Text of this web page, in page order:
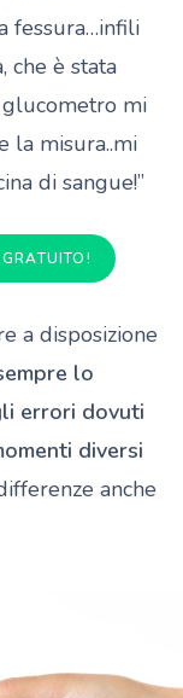
fessura…infili
che è stata
mi
la misura..mi
di sangue!”
a disposizione
lo
errori dovuti
diversi
anche